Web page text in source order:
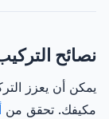
نصائح
يمكن أن يعزز
مكيفك. تحقق من